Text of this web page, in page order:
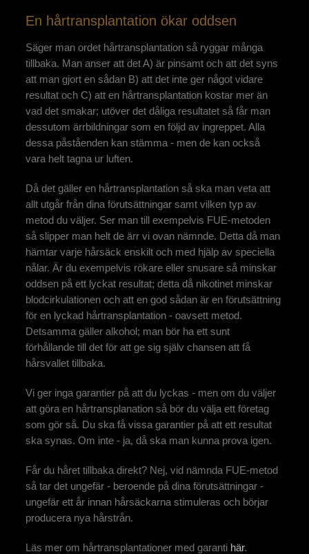
En hårtransplantation ökar oddsen
Säger man ordet hårtransplantation så ryggar många
tillbaka. Man anser att det A) är pinsamt och att det syns
att man gjort en sådan B) att det inte ger något vidare
resultat och C) att en hårtransplantation kostar mer än
vad det smakar; utöver det dåliga resultatet så får man
dessutom ärrbildningar som en följd av ingreppet. Alla
dessa påståenden kan stämma - men de kan också
vara helt tagna ur luften.
Då det gäller en hårtransplantation så ska man veta att
allt utgår från dina förutsättningar samt vilken typ av
metod du väljer. Ser man till exempelvis FUE-metoden
så slipper man helt de ärr vi ovan nämnde. Detta då man
hämtar varje hårsäck enskilt och med hjälp av speciella
nålar. Är du exempelvis rökare eller snusare så minskar
oddsen på ett lyckat resultat; detta då nikotinet minskar
blodcirkulationen och att en god sådan är en förutsättning
för en lyckad hårtransplantation - oavsett metod.
Detsamma gäller alkohol; man bör ha ett sunt
förhållande till det för att ge sig själv chansen att få
hårsvallet tillbaka.
Vi ger inga garantier på att du lyckas - men om du väljer
att göra en hårtransplanation så bör du välja ett företag
som gör så. Du ska få vissa garantier på att ett resultat
ska synas. Om inte - ja, då ska man kunna prova igen.
Får du håret tillbaka direkt? Nej, vid nämnda FUE-metod
så tar det ungefär - beroende på dina förutsättningar -
ungefär ett år innan hårsäckarna stimuleras och börjar
producera nya hårstrån.
Läs mer om hårtransplantationer med garanti här.